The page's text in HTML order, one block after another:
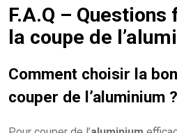
F.A.Q –
la coupe de
Comment choisir la
couper de l’aluminium ?